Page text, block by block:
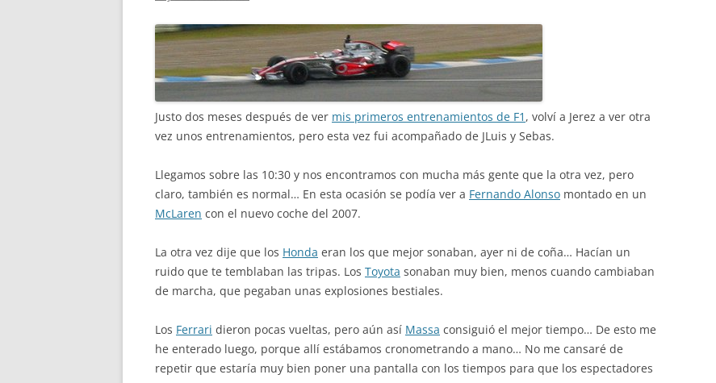
Justo dos meses después de ver mis primeros entrenamientos de F1 , volví a Jerez a ver otra
vez unos entrenamientos, pero esta vez fui acompañado de JLuis y Sebas.
Llegamos sobre las 10:30 y nos encontramos con mucha más gente que la otra vez, pero
claro, también es normal… En esta ocasión se podía ver a Fernando Alonso montado en un
McLaren con el nuevo coche del 2007.
La otra vez dije que los Honda eran los que mejor sonaban, ayer ni de coña… Hacían un
ruido que te temblaban las tripas. Los Toyota sonaban muy bien, menos cuando cambiaban
de marcha, que pegaban unas explosiones bestiales.
Los Ferrari dieron pocas vueltas, pero aún así Massa consiguió el mejor tiempo… De esto me
he enterado luego, porque allí estábamos cronometrando a mano… No me cansaré de
repetir que estaría muy bien poner una pantalla con los tiempos para que los espectadores